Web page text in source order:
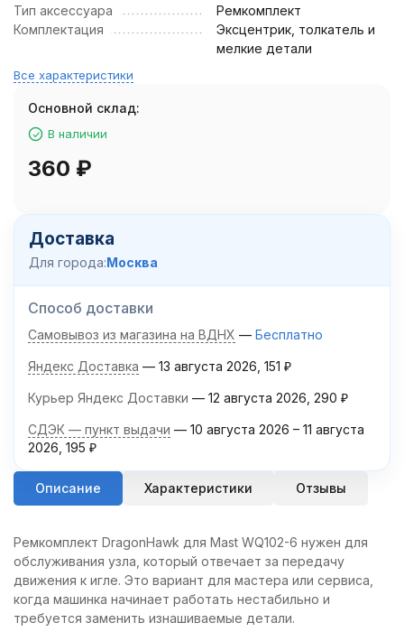
Тип аксессуара
Ремкомплект
Комплектация
Эксцентрик, толкатель и
мелкие детали
Все характеристики
Основной склад:
В наличии
360 ₽
Доставка
Для города:Москва
Способ доставки
Самовывоз из магазина на ВДНХ Бесплатно
Яндекс Доставка 13 августа 2026 151 ₽
Курьер Яндекс Доставки 12 августа 2026 290 ₽
СДЭК — пункт выдачи 10 августа 2026 – 11 августа
2026 195 ₽
Описание Характеристики Отзывы
Ремкомплект DragonHawk для Mast WQ102-6 нужен для
обслуживания узла, который отвечает за передачу
движения к игле. Это вариант для мастера или сервиса,
когда машинка начинает работать нестабильно и
требуется заменить изнашиваемые детали.